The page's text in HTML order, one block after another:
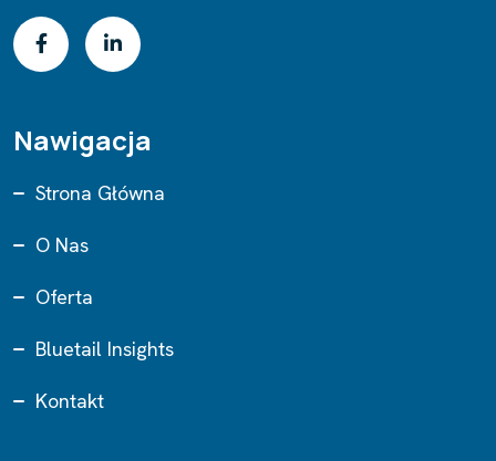
Nawigacja
Strona Główna
O Nas
Oferta
Bluetail Insights
Kontakt